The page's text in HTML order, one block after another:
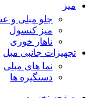
میز
جلو مبلی و
میز کنسول
ناهار خوری
تجهیزات جانبی مبل
نما های مبلی
دستگیره ها